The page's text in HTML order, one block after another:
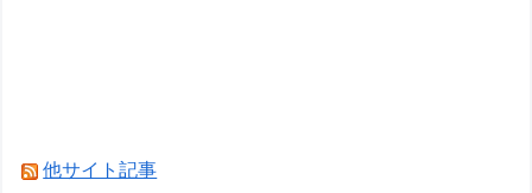
女性セブンにイケメン棋士”S6”が登場 渡辺明九
他サイト記事